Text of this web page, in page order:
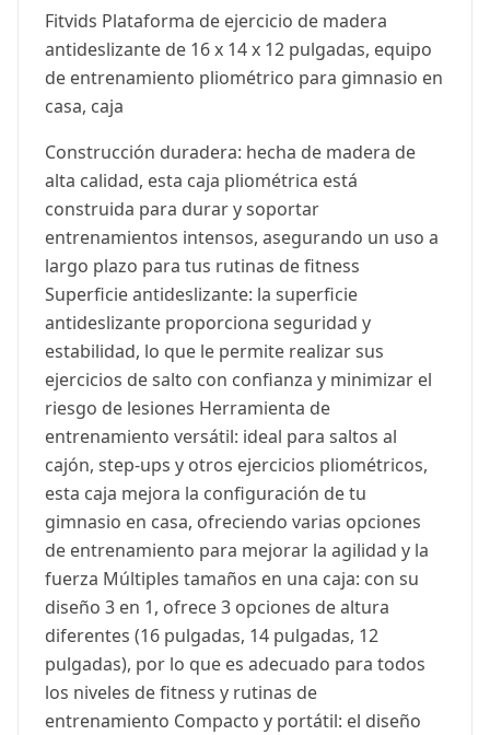
Fitvids Plataforma de ejercicio de madera
antideslizante de 16 x 14 x 12 pulgadas, equipo
de entrenamiento pliométrico para gimnasio en
casa, caja
Construcción duradera: hecha de madera de
alta calidad, esta caja pliométrica está
construida para durar y soportar
entrenamientos intensos, asegurando un uso a
largo plazo para tus rutinas de fitness
Superficie antideslizante: la superficie
antideslizante proporciona seguridad y
estabilidad, lo que le permite realizar sus
ejercicios de salto con confianza y minimizar el
riesgo de lesiones Herramienta de
entrenamiento versátil: ideal para saltos al
cajón, step-ups y otros ejercicios pliométricos,
esta caja mejora la configuración de tu
gimnasio en casa, ofreciendo varias opciones
de entrenamiento para mejorar la agilidad y la
fuerza Múltiples tamaños en una caja: con su
diseño 3 en 1, ofrece 3 opciones de altura
diferentes (16 pulgadas, 14 pulgadas, 12
pulgadas), por lo que es adecuado para todos
los niveles de fitness y rutinas de
entrenamiento Compacto y portátil: el diseño